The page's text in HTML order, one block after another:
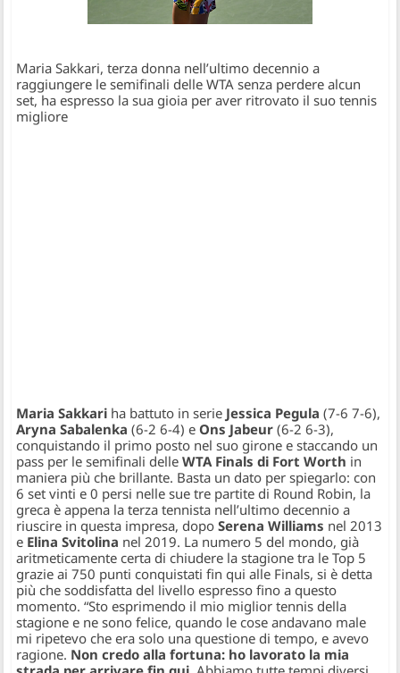
Maria Sakkari, terza donna nell’ultimo decennio a
raggiungere le semifinali delle WTA senza perdere alcun
set, ha espresso la sua gioia per aver ritrovato il suo tennis
migliore
Maria Sakkari ha battuto in serie Jessica Pegula (7-6 7-6),
Aryna Sabalenka (6-2 6-4) eOns Jabeur(6-2 6-3),
conquistando il primo posto nel suo girone e staccando un
pass per le semifinali delleWTA Finals di Fort Worth in
maniera più che brillante. Basta un dato per spiegarlo: con
6 set vinti e 0 persi nelle sue tre partite di Round Robin, la
greca è appena la terza tennista nell’ultimo decennio a
riuscire in questa impresa, dopoSerena Williams nel 2013
e Elina Svitolina nel 2019. La numero 5 del mondo, già
aritmeticamente certa di chiudere la stagione tra le Top 5
grazie ai 750 punti conquistati fin qui alle Finals, si è detta
più che soddisfatta del livello espresso fino a questo
momento. “Sto esprimendo il mio miglior tennis della
stagione e ne sono felice, quando le cose andavano male
mi ripetevo che era solo una questione di tempo, e avevo
ragione. Non credo alla fortuna: ho lavorato la mia